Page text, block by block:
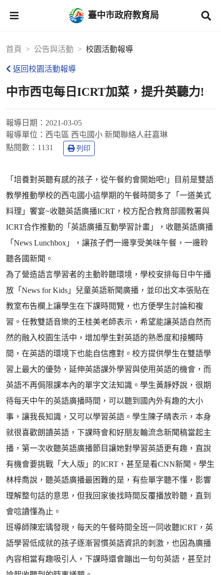
臺中市政府教育局
首頁 公告與活動 校園活動報導
返回校園活動報導
中市西屯每日ICRT加菜，提升英聽力!
報導日期： 2021-03-05
報導單位： 西屯區 西屯國小 新聞聯絡人莊嘉琳
點閱數： 1131 列印
「培養對英聽有感的孩子，從午餐約會開始吧!」目前是雙語
教學推動學校的西屯國小這學期的午餐時間多了「一道美式
料理」饗宴~收聽英語廣播ICRT，校方配合教育部國教署與
ICRT合作推動的「英語廣播互動學習計畫」，收聽英語廣播
「News Lunchbox」，讓孩子們一邊享受美味午餐，一邊聆
聽各國新聞。
為了營造語言學習者的主動聆聽環境，學校安排每日中午播
放「News for Kids」兒童英語新聞廣播，並印出文本張貼在
教室布告欄上讓學生在下課時閱覽，也方便學生討論和複
習。任教雙語音樂的王桂美老師表示，希望能讓英語自然而
然的融入校園生活中，增加學生對英語的熟悉度和接觸時
間，在英語的環境下也能自信應對。校方提供學生在雙語學
習上最大的優勢，延伸英語課外學習與使用英語的機會，而
英語不再侷限課本內的單字文法知識。學生黃靜妤說，很期
待每天中午的英語廣播時間，可以聽到國內外有趣的大小
事，讓我長知識，又可以學習英語。學生陳子晴表示，本身
就很喜歡朗讀英語，下課時會和好朋友輪流念新聞稿當起主
播，第一次收聽英語廣播節目讓她對學習英語更有趣，直說
有機會要挑戰「大人版」的ICRT，甚至是看CNN新聞。學生
林梓喬說，聽英語廣播最困難的是，有些單字聽不懂，影響
理解整句話的意思，但我回家後找時間反覆播放聆聽，直到
會唸讀懂為止。
班導師陳宏瑀發現，每天的午餐時間全班一同收聽ICRT，英
語學習低成就的孩子逐漸習慣英語資訊的刺激，也因為廣播
內容相當有趣吸引人，下課時還會蹦出一句句英語，甚至討